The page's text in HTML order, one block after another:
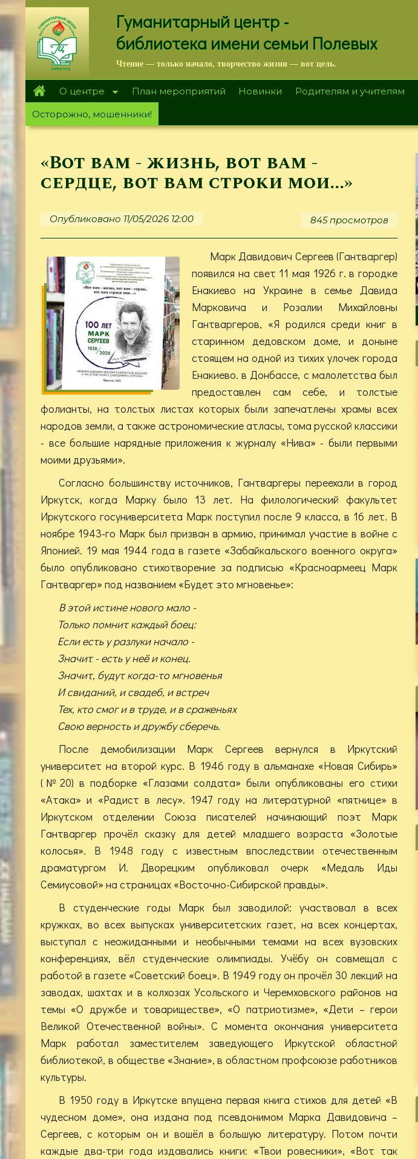
Перейти
к
основному
содержанию
Гуманитарный центр -
библиотека имени семьи Полевых
Чтение — только начало, творчество жизни — вот цель.
О центре План мероприятий Новинки Родителям и учителям
Осторожно, мошенники!
«Вот вам - жизнь, вот вам -
сердце, вот вам строки мои...»
Опубликовано 11/05/2026 12:00 845 просмотров
Марк Давидович Сергеев (Гантваргер)
появился на свет 11 мая 1926 г. в городке
Енакиево на Украине в семье Давида
Марковича и Розалии Михайловны
Гантваргеров, «Я родился среди книг в
старинном дедовском доме, и доныне
стоящем на одной из тихих улочек города
Енакиево. в Донбассе, с малолетства был
предоставлен сам себе, и толстые
фолианты, на толстых листах которых были запечатлены храмы всех
народов земли, а также астрономические атласы, тома русской классики
- все большие нарядные приложения к журналу «Нива» - были первыми
моими друзьями».
Согласно большинству источников, Гантваргеры переехали в город
Иркутск, когда Марку было 13 лет. На филологический факультет
Иркутского госуниверситета Марк поступил после 9 класса, в 16 лет. В
ноябре 1943-го Марк был призван в армию, принимал участие в войне с
Японией. 19 мая 1944 года в газете «Забайкальского военного округа»
было опубликовано стихотворение за подписью «Красноармеец Марк
Гантваргер» под названием «Будет это мгновенье»:
В этой истине нового мало -
Только помнит каждый боец:
Если есть у разлуки начало -
Значит - есть у неё и конец.
Значит, будут когда-то мгновенья
И свиданий, и свадеб, и встреч
Тех, кто смог и в труде, и в сраженьях
Свою верность и дружбу сберечь.
После демобилизации Марк Сергеев вернулся в Иркутский
университет на второй курс. В 1946 году в альманахе «Новая Сибирь»
(№20) в подборке «Глазами солдата» были опубликованы его стихи
«Атака» и «Радист в лесу». 1947 году на литературной «пятнице» в
Иркутском отделении Союза писателей начинающий поэт Марк
Гантваргер прочёл сказку для детей младшего возраста «Золотые
колосья». В 1948 году с известным впоследствии отечественным
драматургом И. Дворецким опубликовал очерк «Медаль Иды
Семиусовой» на страницах «Восточно-Сибирской правды».
В студенческие годы Марк был заводилой: участвовал в всех
кружках, во всех выпусках университетских газет, на всех концертах,
выступал с неожиданными и необычными темами на всех вузовских
конференциях, вёл студенческие олимпиады. Учёбу он совмещал с
работой в газете «Советский боец». В 1949 году он прочёл 30 лекций на
заводах, шахтах и в колхозах Усольского и Черемховского районов на
темы «О дружбе и товариществе», «О патриотизме», «Дети – герои
Великой Отечественной войны». С момента окончания университета
Марк работал заместителем заведующего Иркутской областной
библиотекой, в обществе «Знание», в областном профсоюзе работников
культуры.
В 1950 году в Иркутске впущена первая книга стихов для детей «В
чудесном доме», она издана под псевдонимом Марка Давидовича –
Сергеев, с которым он и вошёл в большую литературу. Потом почти
каждые два-три года издавались книги: «Твои ровесники», «Вот так